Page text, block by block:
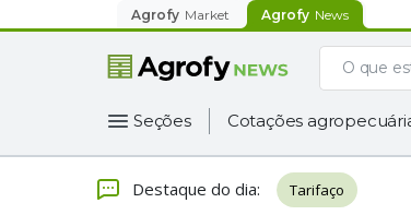
Agrofy Market Agrofy News
Seções Cotações
Destaque do dia: Tarifaço